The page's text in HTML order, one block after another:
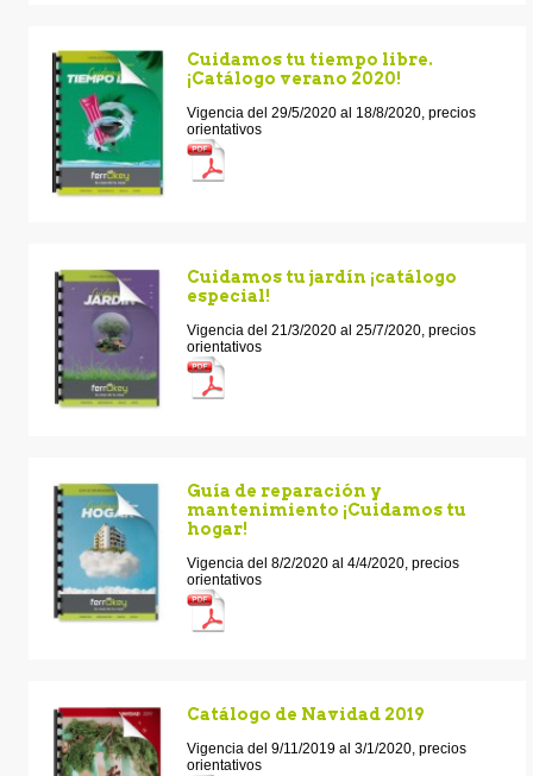
Cuidamos tu tiempo libre.
¡Catálogo verano 2020!
Vigencia del 29/5/2020 al 18/8/2020, precios
orientativos
Cuidamos tu jardín ¡catálogo
especial!
Vigencia del 21/3/2020 al 25/7/2020, precios
orientativos
Guía de reparación y
mantenimiento ¡Cuidamos tu
hogar!
Vigencia del 8/2/2020 al 4/4/2020, precios
orientativos
Catálogo de Navidad 2019
Vigencia del 9/11/2019 al 3/1/2020, precios
orientativos